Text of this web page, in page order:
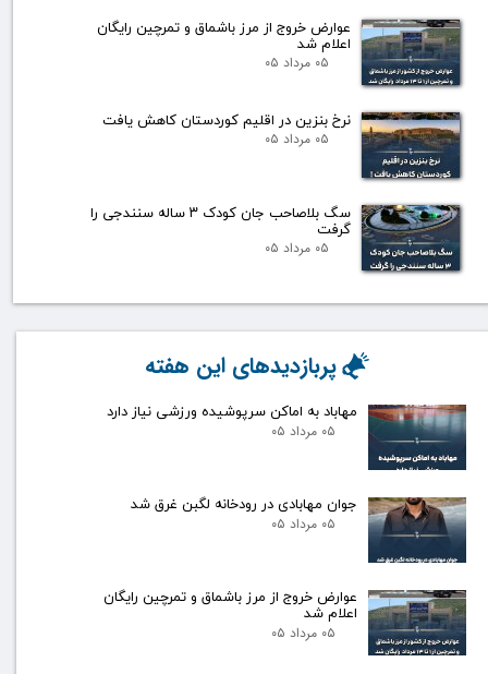
عوارض خروج از مرز باشماق و تمرچین رایگان
اعلام شد
۰۵ مرداد ۰۵
نرخ بنزین در اقلیم کوردستان کاهش یافت
۰۵ مرداد ۰۵
سگ بلاصاحب جان کودک ۳ ساله سنندجی را
گرفت
۰۵ مرداد ۰۵
مهاباد به اماکن سرپوشیده ورزشی نیاز دارد
۰۵ مرداد ۰۵
جوان مهابادی در رودخانه لگبن غرق شد
۰۵ مرداد ۰۵
عوارض خروج از مرز باشماق و تمرچین رایگان
اعلام شد
۰۵ مرداد ۰۵
پربازدیدهای این هفته